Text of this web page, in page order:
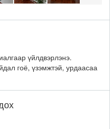
үйлдвэрлэнэ.
гоё, үзэмжтэй, урдаасаа